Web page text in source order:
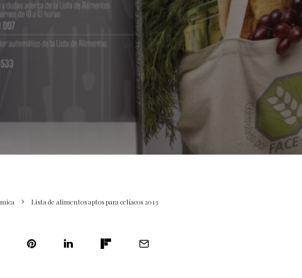
Lista de alimentos aptos para celíacos 2013